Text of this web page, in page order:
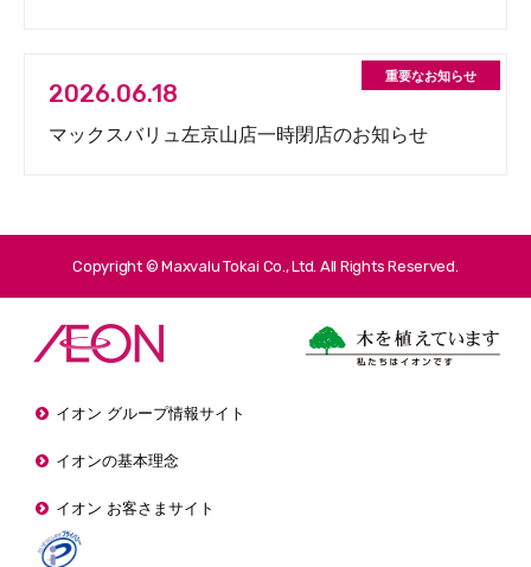
2026.06.18
マックスバリュ左京山店一時閉店のお知らせ
Copyright © Maxvalu Tokai Co., Ltd. All Rights Reserved.
イオン グループ情報サイト
イオンの基本理念
イオン お客さまサイト